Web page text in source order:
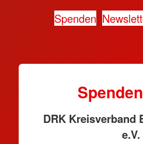
Spenden
DRK Kreisverband
e.V.